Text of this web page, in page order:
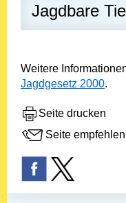
Jagdbare
Weitere
Jagdgesetz 2000.
Seite drucken
Seite empfehlen